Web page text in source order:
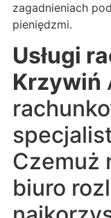
zagadnieniach
pieniędzmi.
Usługi
Krzywiń
Czemuż
biuro